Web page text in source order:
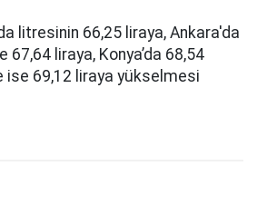
litresinin 66,25 liraya, Ankara'da
67,64 liraya, Konya’da 68,54
ise 69,12 liraya yükselmesi